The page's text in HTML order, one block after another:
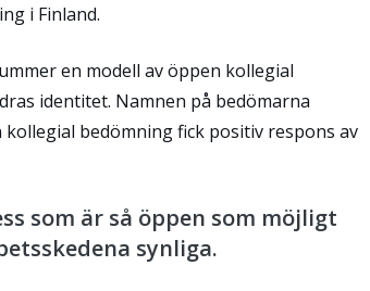
i Finland.
en modell av öppen kollegial
identitet. Namnen på bedömarna
bedömning fick positiv respons av
som är så öppen som möjligt
synliga.